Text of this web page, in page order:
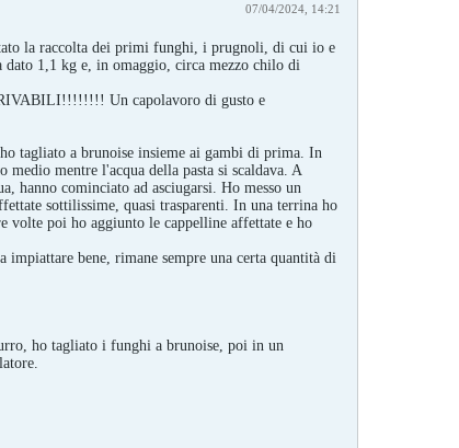
07/04/2024, 14:21
la raccolta dei primi funghi, i prugnoli, di cui io e
dato 1,1 kg e, in omaggio, circa mezzo chilo di
Un capolavoro di gusto e
tagliato a brunoise insieme ai gambi di prima. In
mentre l'acqua della pasta si scaldava. A
hanno cominciato ad asciugarsi. Ho messo un
sottilissime, quasi trasparenti. In una terrina ho
volte poi ho aggiunto le cappelline affettate e ho
bene, rimane sempre una certa quantità di
ho tagliato i funghi a brunoise, poi in un